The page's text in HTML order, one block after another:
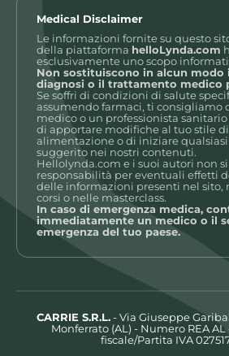
Medical Disclaimer
Le informazioni fornite su questo
della piattaforma helloLynda.com
esclusivamente uno scopo
Non sostituiscono in alcun modo
diagnosi o il trattamento medico
Se soffri di condizioni di salute
assumendo farmaci, ti consigliamo
medico o un professionista
di apportare modifiche al tuo stile
alimentazione o di iniziare
suggerito nei nostri contenuti.
Hellolynda.com e i suoi autori non
responsabilità per eventuali effetti
delle informazioni presenti nel sito,
corsi o nelle masterclass.
In caso di emergenza medica,
immediatamente un medico o il
emergenza del tuo paese.
CARRIE S.R.L.- Via Giuseppe
Monferrato (AL) - Numero REA AL
fiscale/Partita IVA